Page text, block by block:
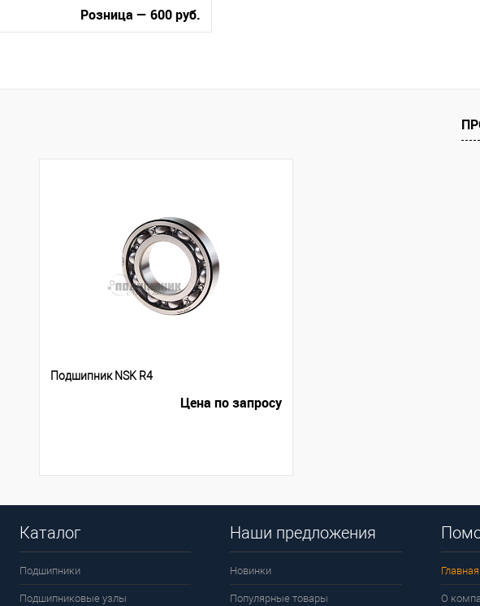
Розница — 600 руб.
Подшипник NSK R4
Цена по запросу
Каталог
Подшипники
Подшипниковые узлы
Наши предложения
Новинки
Популярные товары
Главная
О